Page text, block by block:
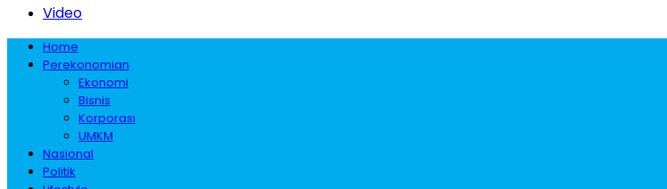
Video
Home
Perekonomian
Ekonomi
Bisnis
Korporasi
UMKM
Nasional
Politik